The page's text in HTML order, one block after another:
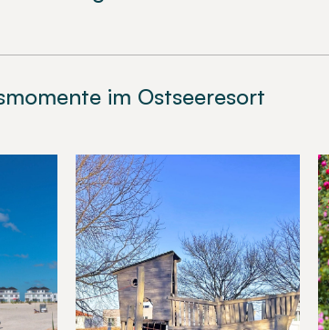
im Ostseeresort